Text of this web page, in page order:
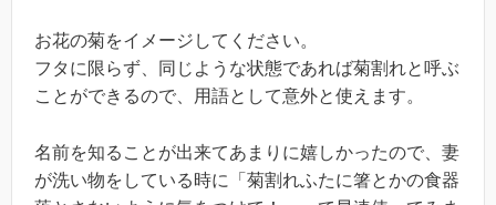
お花の菊をイメージしてください。
フタに限らず、同じような状態であれば菊割れと呼ぶ
ことができるので、用語として意外と使えます。
名前を知ることが出来てあまりに嬉しかったので、妻
が洗い物をしている時に「菊割れふたに箸とかの食器